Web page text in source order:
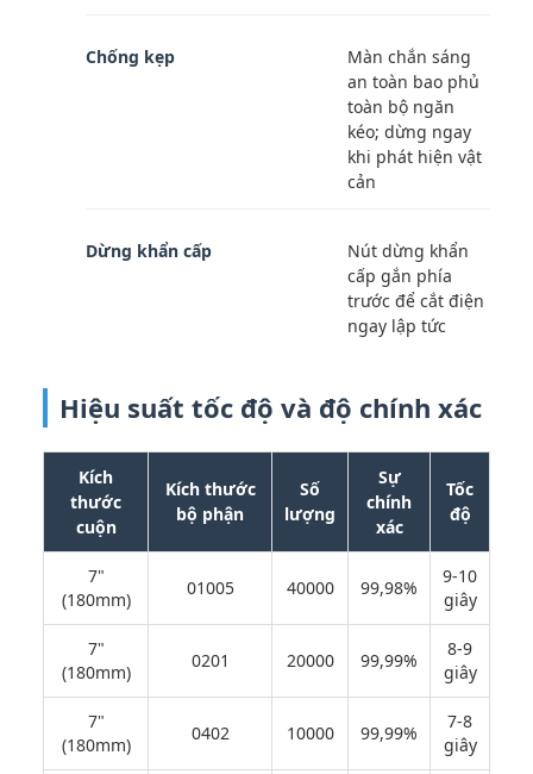
Chống kẹp
Màn chắn sáng
an toàn bao phủ
toàn bộ ngăn
kéo; dừng ngay
khi phát hiện vật
cản
Dừng khẩn cấp
Nút dừng khẩn
cấp gắn phía
trước để cắt điện
ngay lập tức
Hiệu suất tốc độ và độ chính xác
Kích
thước
cuộn
Kích thước
bộ phận
Số
lượng
Sự
chính
xác
Tốc
độ
7"
(180mm)
01005 40000 99,98%
9-10
giây
7"
(180mm)
0201 20000 99,99%
8-9
giây
7"
(180mm)
0402 10000 99,99%
7-8
giây